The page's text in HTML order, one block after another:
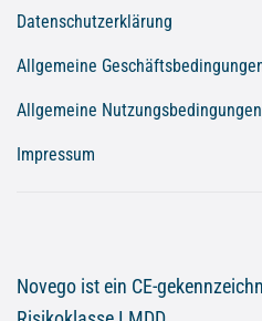
Datenschutzerklärung
Allgemeine
Allgemeine
Impressum
Novego ist ein CE-